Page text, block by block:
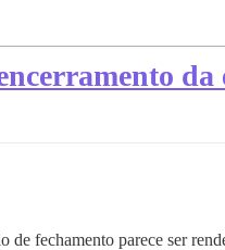
da
de fechamento parece ser